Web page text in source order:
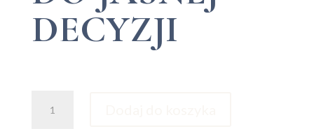
DECYZJI
Warsztaty: